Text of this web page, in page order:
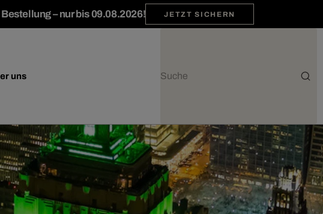
– nur bis 09.08.2026! JETZT SICHERN
uns